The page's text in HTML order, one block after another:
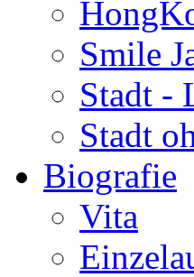
Smile
Stadt -
Stadt
Biografie
Vita